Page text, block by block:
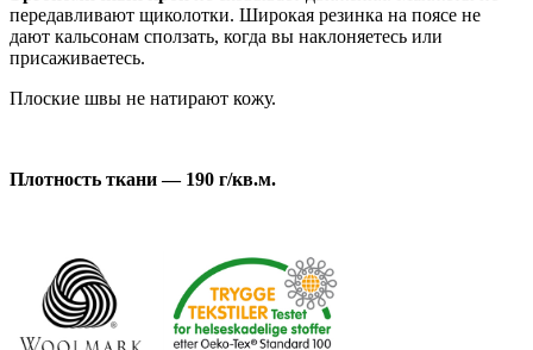
передавливают щиколотки. Широкая резинка на поясе не
дают кальсонам сползать, когда вы наклоняетесь или
присаживаетесь.
Плоские швы не натирают кожу.
Плотность ткани — 190 г/кв.м.